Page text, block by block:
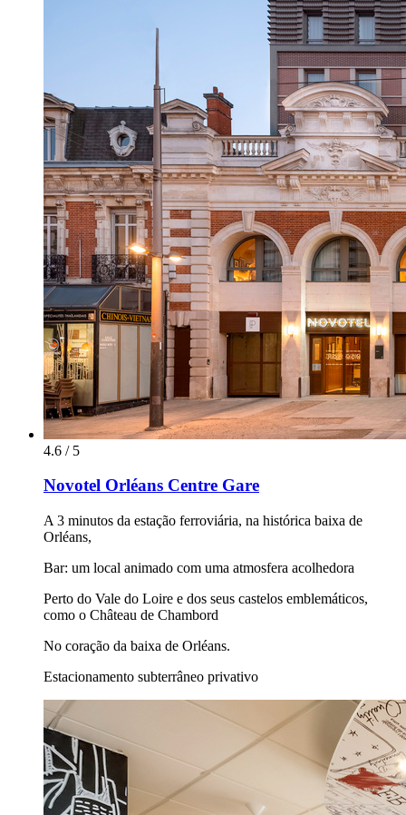
4.6 / 5
Novotel Orléans Centre Gare
A 3 minutos da estação ferroviária, na histórica baixa de
Orléans,
Bar: um local animado com uma atmosfera acolhedora
Perto do Vale do Loire e dos seus castelos emblemáticos,
como o Château de Chambord
No coração da baixa de Orléans.
Estacionamento subterrâneo privativo